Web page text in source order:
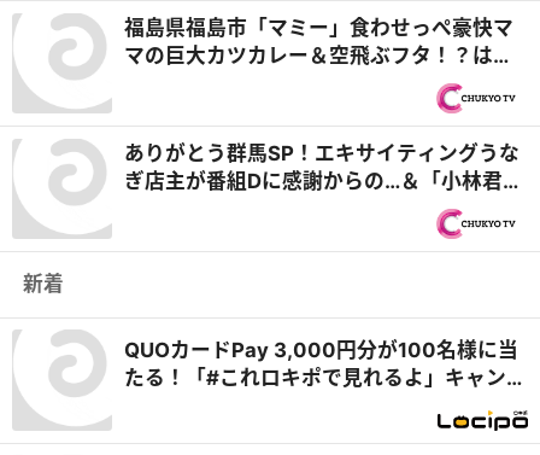
福島県福島市「マミー」食わせっぺ豪快マ
マの巨大カツカレー＆空飛ぶフタ！？はち
ありがとう群馬SP！エキサイティングうな
ぎ店主が番組Dに感謝からの…＆「小林君八
百屋」店主の弾き語りに感動！『オモウマ
新着
QUOカードPay 3,000円分が100名様に当
たる！「#これロキポで見れるよ」キャンペ